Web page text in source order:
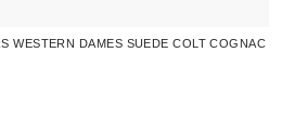
WESTERN DAMES SUEDE COLT COGNAC